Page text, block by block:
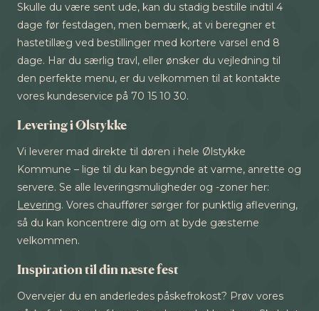
Skulle du være sent ude, kan du stadig bestille indtil 4
dage før festdagen, men bemærk, at vi beregner et
hastetillæg ved bestillinger med kortere varsel end 8
dage. Har du særlig travl, eller ønsker du vejledning til
den perfekte menu, er du velkommen til at kontakte
vores kundeservice på 70 15 10 30.
Levering i Ølstykke
Vi leverer mad direkte til døren i hele Ølstykke
Kommune – lige til du kan begynde at varme, anrette og
servere. Se alle leveringsmuligheder og -zoner her:
Levering. Vores chauffører sørger for punktlig aflevering,
så du kan koncentrere dig om at byde gæsterne
velkommen.
Inspiration til din næste fest
Overvejer du en anderledes påskefrokost? Prøv vores